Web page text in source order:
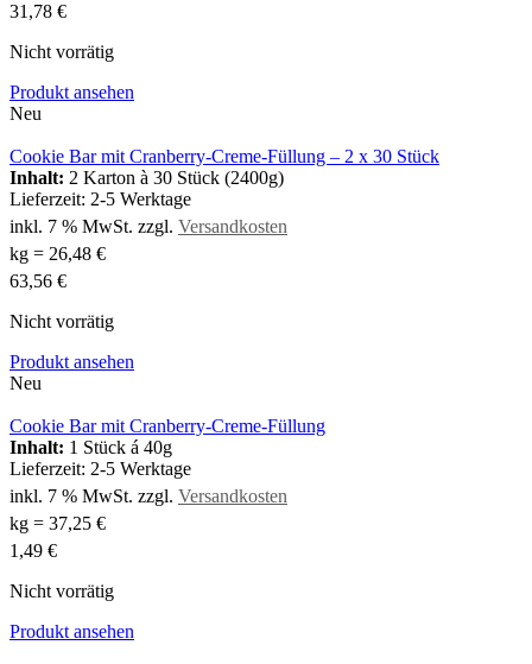
31,78 €
Nicht vorrätig
Produkt ansehen
Neu
Cookie Bar mit Cranberry-Creme-Füllung – 2 x 30 Stück
Inhalt: 2 Karton à 30 Stück (2400g)
Lieferzeit: 2-5 Werktage
inkl. 7 % MwSt. zzgl. Versandkosten
kg = 26,48 €
63,56 €
Nicht vorrätig
Produkt ansehen
Neu
Cookie Bar mit Cranberry-Creme-Füllung
Inhalt: 1 Stück á 40g
Lieferzeit: 2-5 Werktage
inkl. 7 % MwSt. zzgl. Versandkosten
kg = 37,25 €
1,49 €
Nicht vorrätig
Produkt ansehen